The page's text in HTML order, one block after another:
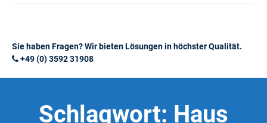
Sie haben Fragen? Wir bieten Lösungen in höchster Qualität.
+49 (0) 3592 31908
Schlagwort: Haus